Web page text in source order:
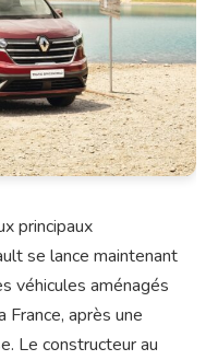
principaux
se lance maintenant
véhicules aménagés
France, après une
Le constructeur au